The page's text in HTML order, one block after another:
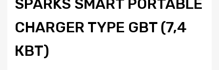
SPARKS SMART PORTABLE
CHARGER TYPE GBT (7,4
КВТ)